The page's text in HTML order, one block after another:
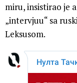
miru, insistirao je
„intervjuu“ sa
Leksusom.